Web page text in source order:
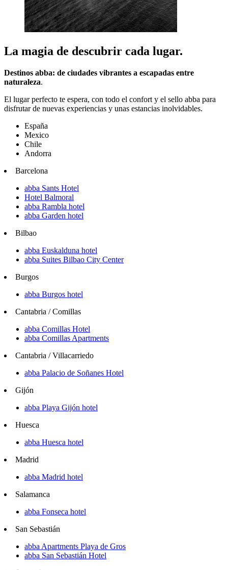
La magia de descubrir cada lugar.
Destinos abba: de ciudades vibrantes a escapadas entre
naturaleza.
El lugar perfecto te espera, con todo el confort y el sello abba para
disfrutar de nuevas experiencias y unas estancias inolvidables.
España
Mexico
Chile
Andorra
Barcelona
abba Sants Hotel
Hotel Balmoral
abba Rambla hotel
abba Garden hotel
Bilbao
abba Euskalduna hotel
abba Suites Bilbao City Center
Burgos
abba Burgos hotel
Cantabria / Comillas
abba Comillas Hotel
abba Comillas Apartments
Cantabria / Villacarriedo
abba Palacio de Soñanes Hotel
Gijón
abba Playa Gijón hotel
Huesca
abba Huesca hotel
Madrid
abba Madrid hotel
Salamanca
abba Fonseca hotel
San Sebastián
abba Apartments Playa de Gros
abba San Sebastián Hotel